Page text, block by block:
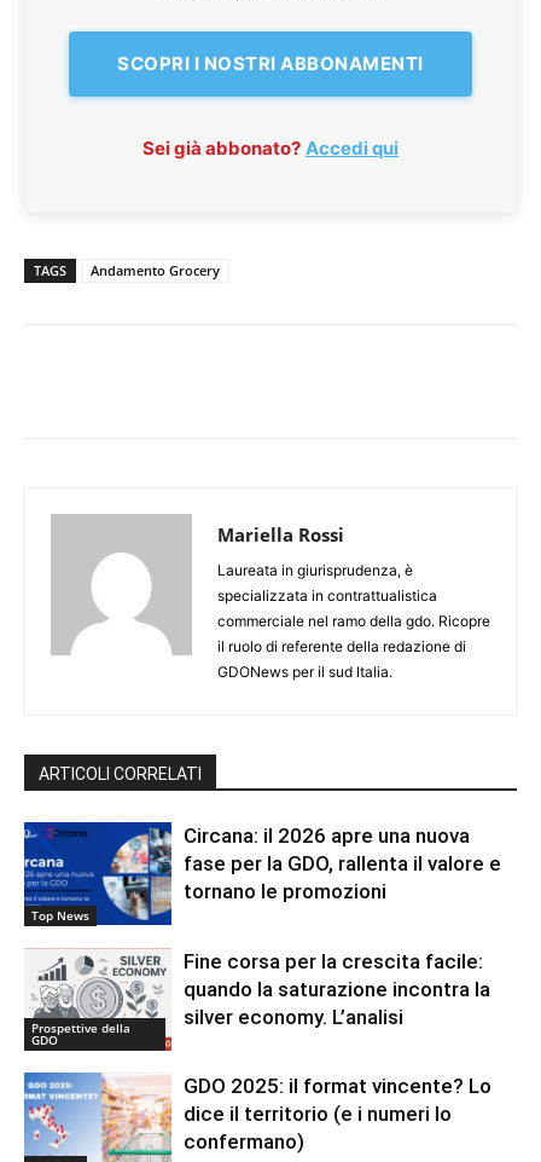
SCOPRI I NOSTRI ABBONAMENTI
Sei già abbonato? Accedi qui
TAGS Andamento Grocery
Mariella Rossi
Laureata in giurisprudenza, è
specializzata in contrattualistica
commerciale nel ramo della gdo. Ricopre
il ruolo di referente della redazione di
GDONews per il sud Italia.
ARTICOLI CORRELATI
Top News
Circana: il 2026 apre una nuova
fase per la GDO, rallenta il valore e
tornano le promozioni
Prospettive della
GDO
Fine corsa per la crescita facile:
quando la saturazione incontra la
silver economy. L’analisi
GDO 2025: il format vincente? Lo
dice il territorio (e i numeri lo
confermano)